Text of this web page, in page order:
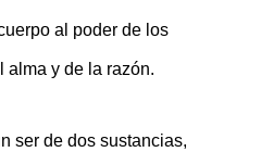
al poder de los
alma y de la razón.
ser de dos sustancias,